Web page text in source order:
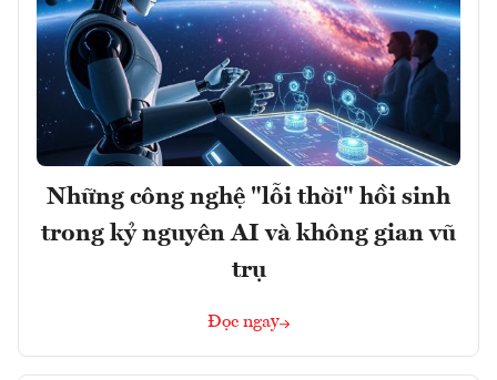
Những công nghệ "lỗi thời" hồi sinh
trong kỷ nguyên AI và không gian vũ
trụ
Đọc ngay